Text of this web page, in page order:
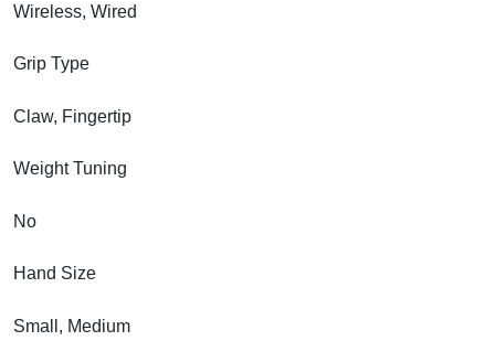
Wireless, Wired
Grip Type
Claw, Fingertip
Weight Tuning
No
Hand Size
Small, Medium